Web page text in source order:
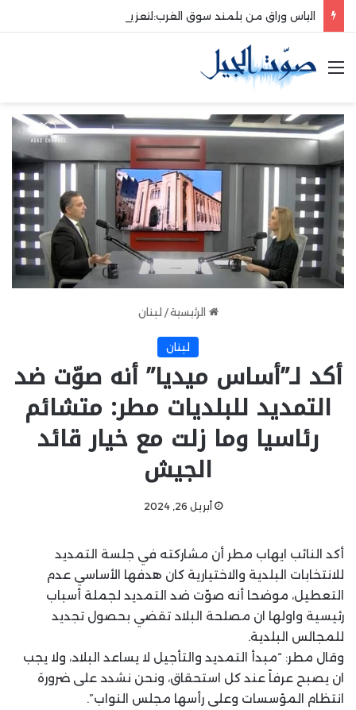
القائمة
الرئيسية / لبنان
لبنان
أكد لـ”أساس ميديا” أنه صوّت ضد
التمديد للبلديات مطر: متشائم
رئاسيا وما زلت مع خيار قائد
الجيش
أبريل 26, 2024
أكد النائب ايهاب مطر أن مشاركته في جلسة التمديد
للانتخابات البلدية والاختيارية كان هدفها الأساسي عدم
التعطيل، موضحا أنه صوّت ضد التمديد لجملة أسباب
رئيسية واولها ان مصلحة البلاد تقضي بحصول تجديد
للمجالس البلدية.
وقال مطر: “مبدأ التمديد والتأجيل لا يساعد البلاد، ولا يجب
ان يصبح عرفاً عند كل استحقاق، ونحن نشدد على ضرورة
انتظام المؤسسات وعلى رأسها مجلس النواب”.